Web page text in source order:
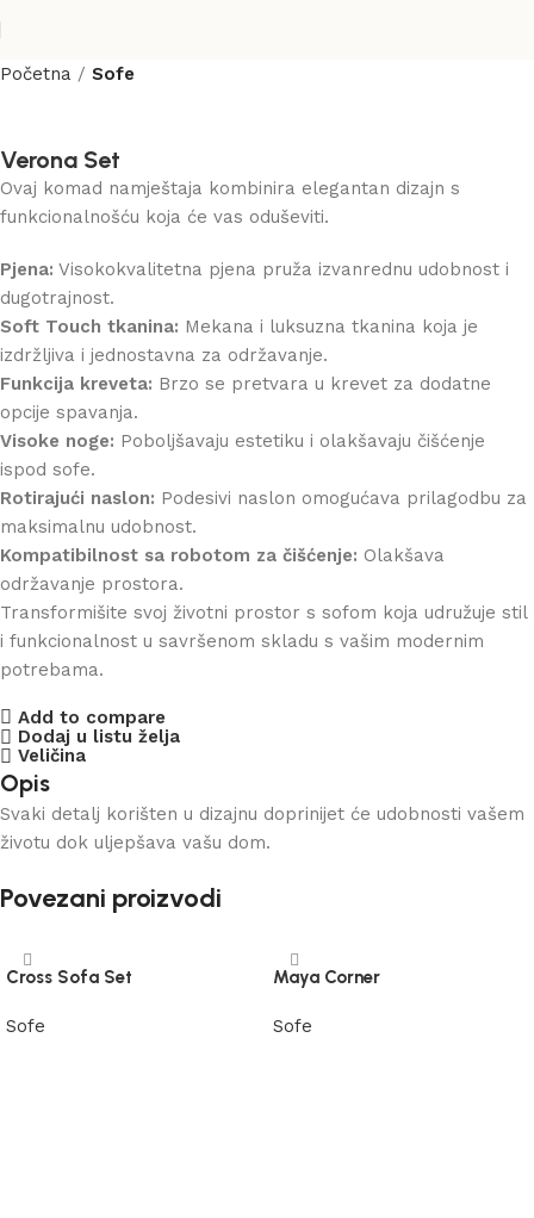
Početna Sofe
Verona Set
Ovaj komad namještaja kombinira elegantan dizajn s
funkcionalnošću koja će vas oduševiti.
Pjena: Visokokvalitetna pjena pruža izvanrednu udobnost i
dugotrajnost.
Soft Touch tkanina: Mekana i luksuzna tkanina koja je
izdržljiva i jednostavna za održavanje.
Funkcija kreveta: Brzo se pretvara u krevet za dodatne
opcije spavanja.
Visoke noge: Poboljšavaju estetiku i olakšavaju čišćenje
ispod sofe.
Rotirajući naslon: Podesivi naslon omogućava prilagodbu za
maksimalnu udobnost.
Kompatibilnost sa robotom za čišćenje: Olakšava
održavanje prostora.
Transformišite svoj životni prostor s sofom koja udružuje stil
i funkcionalnost u savršenom skladu s vašim modernim
potrebama.
Add to compare
Dodaj u listu želja
Veličina
Opis
Svaki detalj korišten u dizajnu doprinijet će udobnosti vašem
životu dok uljepšava vašu dom.
Povezani proizvodi
Cross Sofa Set
Sofe
Maya Corner
Sofe